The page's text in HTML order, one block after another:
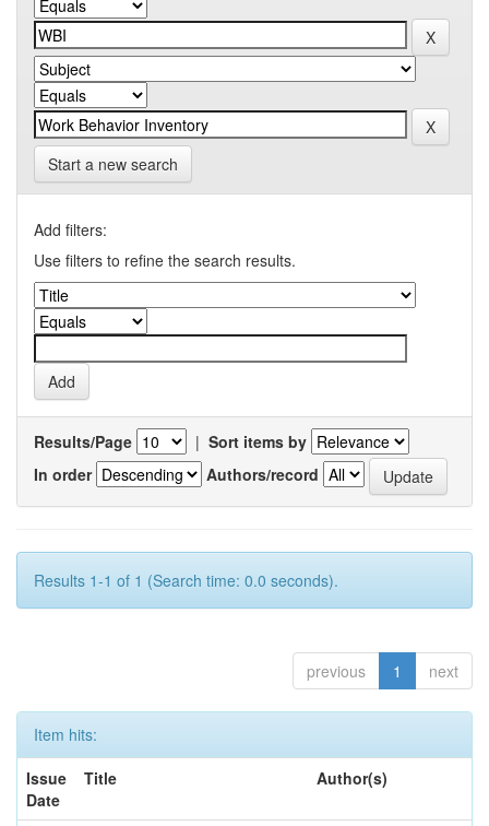
Start a new search
Add filters:
Use filters to refine the search results.
Results/Page | Sort items by
In order
Authors/record
Results 1-1 of 1 (Search time: 0.0 seconds).
previous 1 next
Item hits:
Issue
Date
Title Author(s)